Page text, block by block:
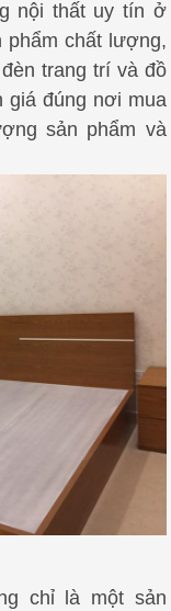
nội thất uy tín ở
phẩm chất lượng,
trang trí và đồ
giá đúng nơi mua
sản phẩm và
chỉ là một sản